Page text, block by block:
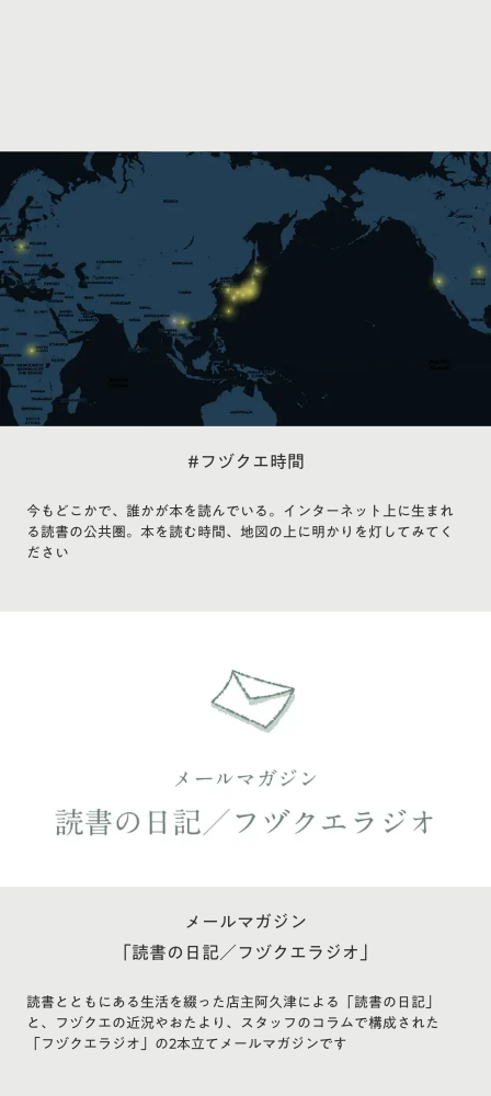
#フヅクエ時間
今もどこかで、誰かが本を読んでいる。インターネット上に生まれ
る読書の公共圏。本を読む時間、地図の上に明かりを灯してみてく
ださい
メールマガジン
「読書の日記／フヅクエラジオ」
読書とともにある生活を綴った店主阿久津による「読書の日記」
と、フヅクエの近況やおたより、スタッフのコラムで構成された
「フヅクエラジオ」の2本立てメールマガジンです